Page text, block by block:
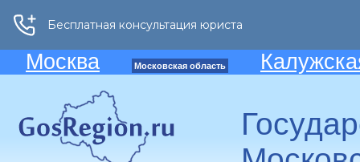
Москва Московская область